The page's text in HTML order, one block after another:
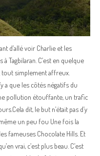
d’allé voir Charlie et les
Tagbilaran. C’est en quelque
tout simplement affreux.
a que les côtés négatifs du
pollution étouffante, un trafic
dit, le but n’était pas d’y
un peu fou Une fois la
fameuses Chocolate Hills. Et
vrai, c’est plus beau. C’est